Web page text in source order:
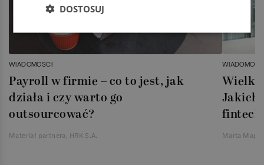
WIADOMOŚCI
Payroll w firmie – co to jest, jak
działa i czy warto go
outsourcować?
Materiał partnera, HRK S.A.
Jakich
Marta
DOSTOSUJ